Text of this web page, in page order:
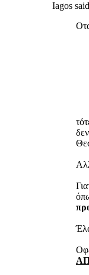
Iagos